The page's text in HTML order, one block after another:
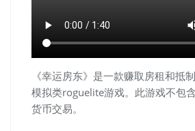
《幸运房东》是一款赚取房租和抵
模拟类roguelite游戏。此游戏不包
货币交易。